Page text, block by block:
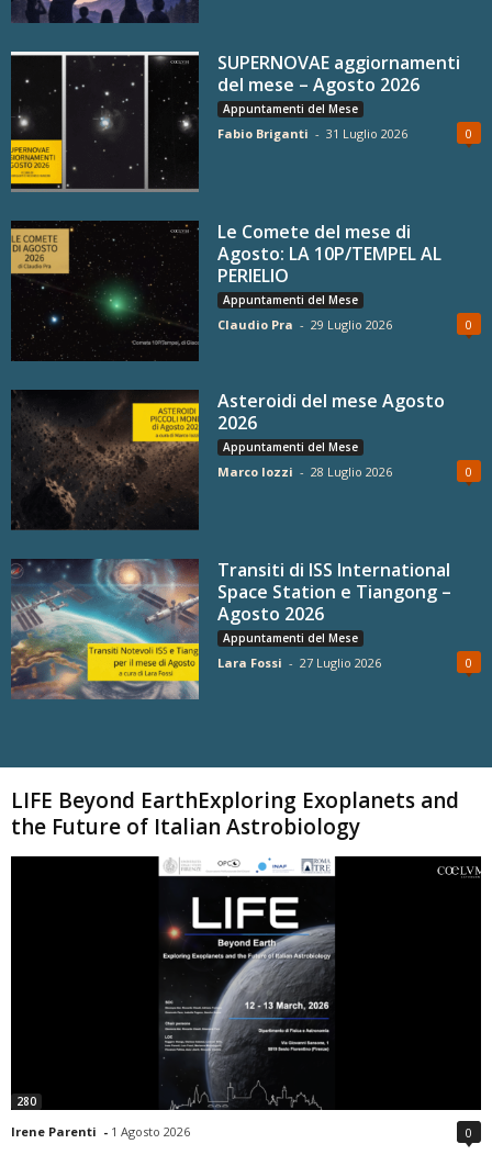
SUPERNOVAE aggiornamenti
del mese – Agosto 2026
Appuntamenti del Mese
Fabio Briganti - 31 Luglio 2026 0
Le Comete del mese di
Agosto: LA 10P/TEMPEL AL
PERIELIO
Appuntamenti del Mese
Claudio Pra - 29 Luglio 2026 0
Asteroidi del mese Agosto
2026
Appuntamenti del Mese
Marco Iozzi - 28 Luglio 2026 0
Transiti di ISS International
Space Station e Tiangong –
Agosto 2026
Appuntamenti del Mese
Lara Fossi - 27 Luglio 2026 0
LIFE Beyond EarthExploring Exoplanets and
the Future of Italian Astrobiology
280
Irene Parenti - 1 Agosto 2026 0